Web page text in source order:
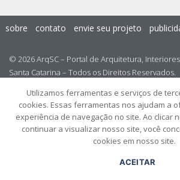
© 2026 ArqSC – Portal de Arquitetura,
Santa Catarina – Todos os Direitos Reservados.
sobre contato envie seu projeto
Utilizamos ferramentas e serviços de
cookies. Essas ferramentas nos ajudam a
experiência de navegação no site. Ao clicar
continuar a visualizar nosso site, você
cookies em nosso site.
ACEITAR